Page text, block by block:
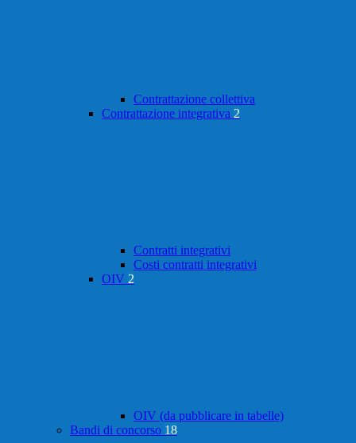
Contrattazione collettiva
Contrattazione integrativa 2
Contratti integrativi
Costi contratti integrativi
OIV 2
OIV (da pubblicare in tabelle)
Bandi di concorso 18